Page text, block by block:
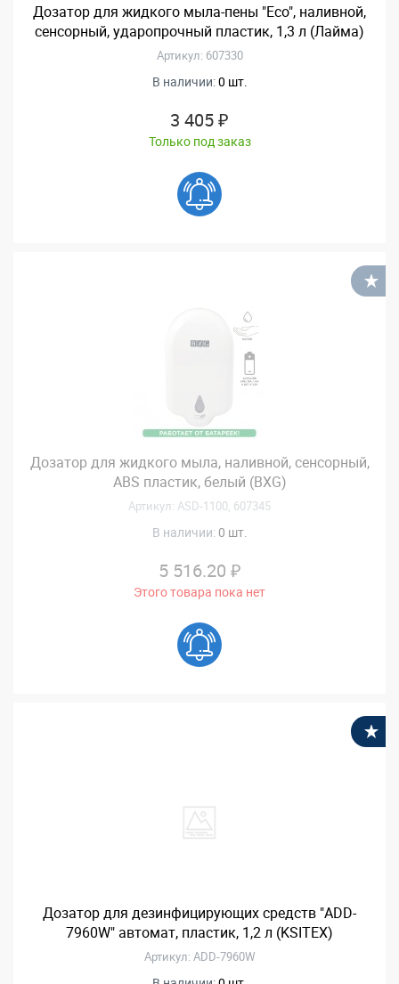
Дозатор для жидкого мыла-пены "Eco", наливной,
сенсорный, ударопрочный пластик, 1,3 л (Лайма)
Артикул: 607330
В наличии:0 шт.
3 405 ₽
Только под заказ
Дозатор для жидкого мыла, наливной, сенсорный,
ABS пластик, белый (BXG)
Артикул: ASD-1100, 607345
В наличии: 0 шт.
5 516.20 ₽
Этого товара пока нет
Дозатор для дезинфицирующих средств "ADD-
7960W" автомат, пластик, 1,2 л (KSITEX)
Артикул: ADD-7960W